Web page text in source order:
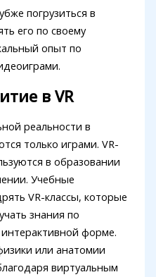
погрузиться в
его по своему
опыт по
в VR
реальности в
только играми. VR-
в образовании
Учебные
VR-классы, которые
знания по
форме.
или анатомии
виртуальным